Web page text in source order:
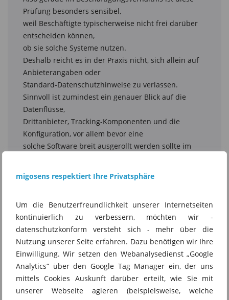
migosens respektiert Ihre Privatsphäre
Um die Benutzerfreundlichkeit unserer Internetseiten
kontinuierlich zu verbessern, möchten wir -
datenschutzkonform versteht sich - mehr über die
Nutzung unserer Seite erfahren. Dazu benötigen wir Ihre
Einwilligung. Wir setzen den Webanalysedienst „Google
Analytics“ über den Google Tag Manager ein, der uns
mittels Cookies Auskunft darüber erteilt, wie Sie mit
unserer Webseite agieren (beispielsweise, welche